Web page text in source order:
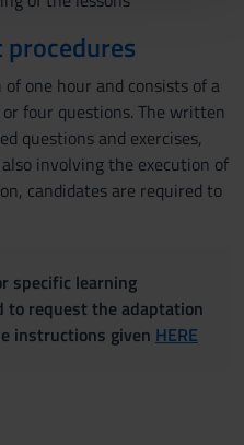
servizi.
procedures
one hour and consists of a
four questions. The written
questions and exercises,
involving the execution of
candidates are required to
specific learning
to request the adaptation
instructions given HERE